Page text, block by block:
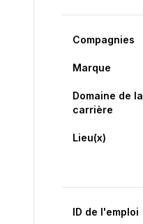
Compagnies
Marque
Domaine de la
carrière
Lieu(x)
ID de l'emploi